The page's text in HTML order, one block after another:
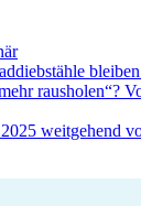
rausholen“?
weitgehend